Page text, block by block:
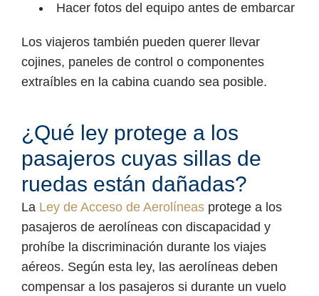
Hacer fotos del equipo antes de embarcar
Los viajeros también pueden querer llevar
cojines, paneles de control o componentes
extraíbles en la cabina cuando sea posible.
¿Qué ley protege a los
pasajeros cuyas sillas de
ruedas están dañadas?
La Ley de Acceso de Aerolíneas protege a los
pasajeros de aerolíneas con discapacidad y
prohíbe la discriminación durante los viajes
aéreos. Según esta ley, las aerolíneas deben
compensar a los pasajeros si durante un vuelo